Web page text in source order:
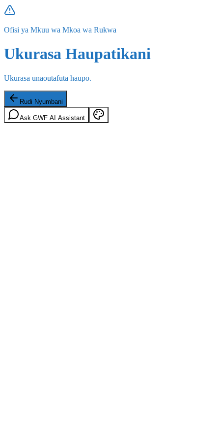
Ofisi ya Mkuu wa Mkoa wa Rukwa
Ukurasa Haupatikani
Ukurasa unaoutafuta haupo.
Rudi Nyumbani
Ask GWF AI Assistant